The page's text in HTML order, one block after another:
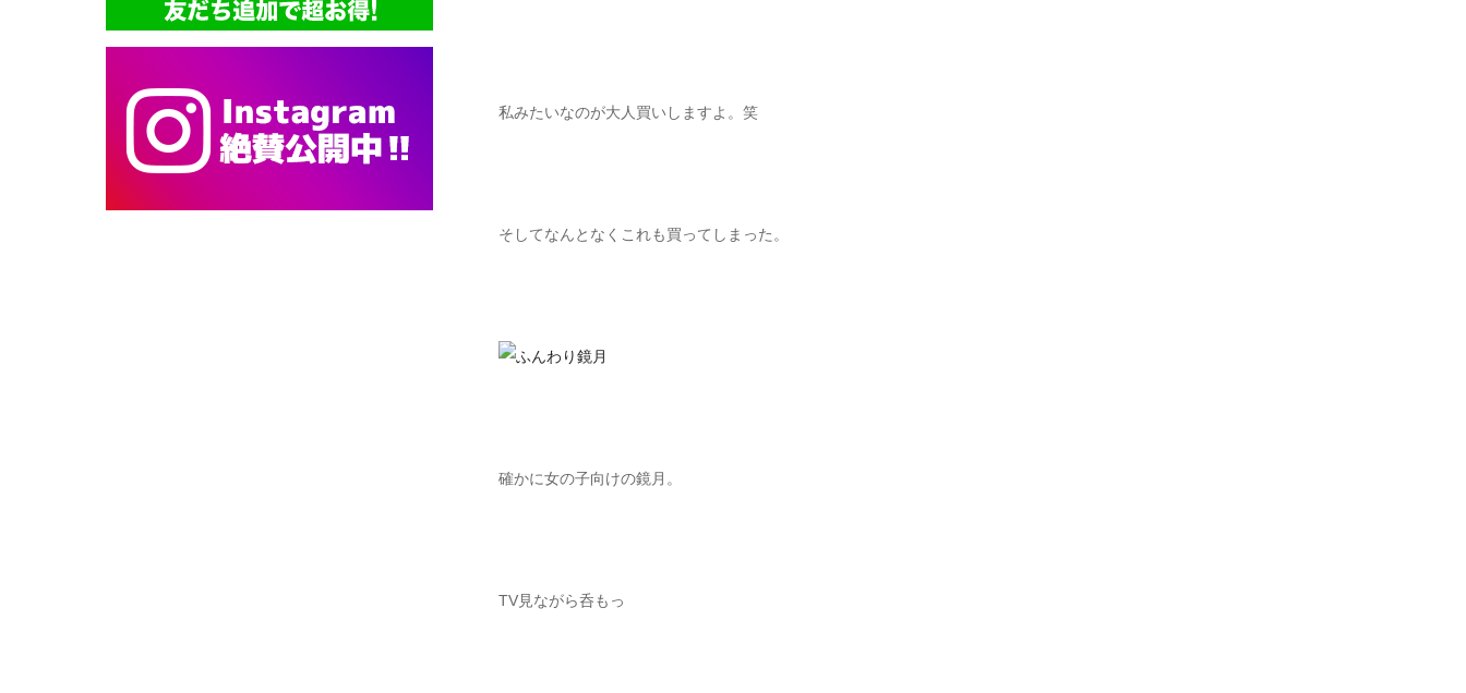
私みたいなのが大人買いしますよ。笑
そしてなんとなくこれも買ってしまった。
確かに女の子向けの鏡月。
TV見ながら呑もっ